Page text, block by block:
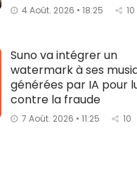
4 Août. 2026 • 18:25 10
Suno va intégrer un
watermark à ses
générées par IA pour
contre la fraude
7 Août. 2026 • 11:25 10